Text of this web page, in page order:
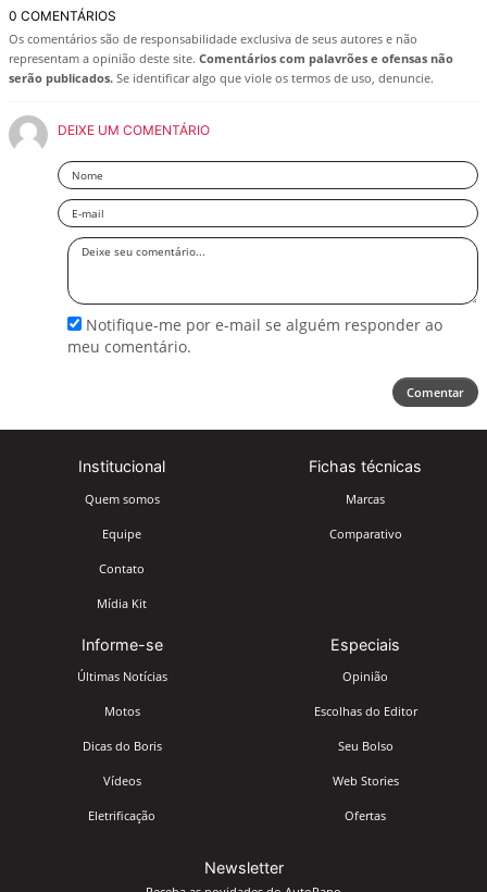
0 COMENTÁRIOS
Os comentários são de responsabilidade exclusiva de seus autores e não
representam a opinião deste site. Comentários com palavrões e ofensas não
serão publicados. Se identificar algo que viole os termos de uso, denuncie.
DEIXE UM COMENTÁRIO
Nome
Email
Deixe
Notifique-me por e-mail se alguém responder ao
meu comentário.
Comentar
Institucional
Quem somos
Equipe
Contato
Mídia Kit
Fichas técnicas
Marcas
Comparativo
Informe-se
Últimas Notícias
Motos
Dicas do Boris
Vídeos
Eletrificação
Especiais
Opinião
Escolhas do Editor
Seu Bolso
Web Stories
Ofertas
Newsletter